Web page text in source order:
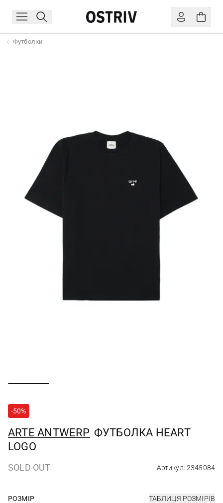
Футболки
-50%
ARTE ANTWERP ФУТБОЛКА HEART
LOGO
SOLD OUT Артикул: 2345084
РОЗМІР ТАБЛИЦЯ РОЗМІРІВ